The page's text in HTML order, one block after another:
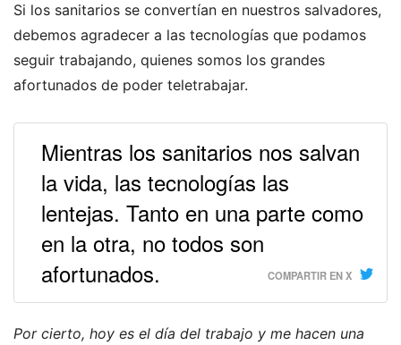
Si los sanitarios se convertían en nuestros salvadores,
debemos agradecer a las tecnologías que podamos
seguir trabajando, quienes somos los grandes
afortunados de poder teletrabajar.
Mientras los sanitarios nos salvan
la vida, las tecnologías las
lentejas. Tanto en una parte como
en la otra, no todos son
afortunados.
COMPARTIR EN X
Por cierto, hoy es el día del trabajo y me hacen una